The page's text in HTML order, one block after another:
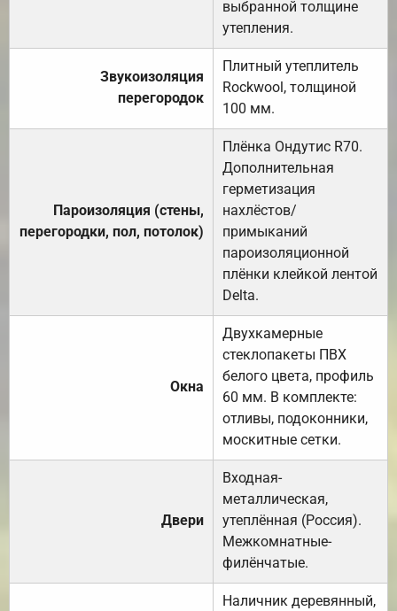
выбранной толщине
утепления.
Звукоизоляция
перегородок
Плитный утеплитель
Rockwool, толщиной
100 мм.
Пароизоляция (стены,
перегородки, пол, потолок)
Плёнка Ондутис R70.
Дополнительная
герметизация
нахлёстов/
примыканий
пароизоляционной
плёнки клейкой лентой
Delta.
Окна
Двухкамерные
стеклопакеты ПВХ
белого цвета, профиль
60 мм. В комплекте:
отливы, подоконники,
москитные сетки.
Двери
Входная-
металлическая,
утеплённая (Россия).
Межкомнатные-
филёнчатые.
Наличник деревянный,